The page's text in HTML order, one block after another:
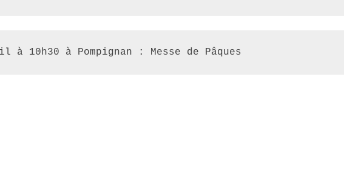
à 10h30 à Pompignan : Messe de Pâques